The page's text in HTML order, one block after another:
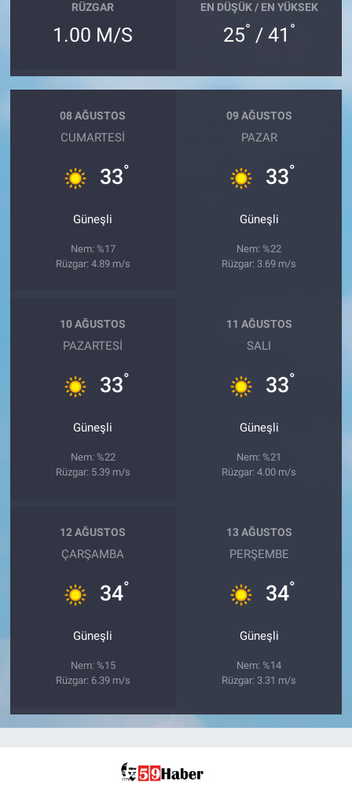
RÜZGAR
1.00 M/S
EN DÜŞÜK / EN YÜKSEK
25° / 41 °
08 AĞUSTOS
CUMARTESI
33°
Güneşli
Nem: %17
Rüzgar: 4.89 m/s
09 AĞUSTOS
PAZAR
33°
Güneşli
Nem: %22
Rüzgar: 3.69 m/s
10 AĞUSTOS
PAZARTESI
33°
Güneşli
Nem: %22
Rüzgar: 5.39 m/s
11 AĞUSTOS
SALI
33°
Güneşli
Nem: %21
Rüzgar: 4.00 m/s
12 AĞUSTOS
ÇARŞAMBA
34°
Güneşli
Nem: %15
Rüzgar: 6.39 m/s
13 AĞUSTOS
PERŞEMBE
34°
Güneşli
Nem: %14
Rüzgar: 3.31 m/s